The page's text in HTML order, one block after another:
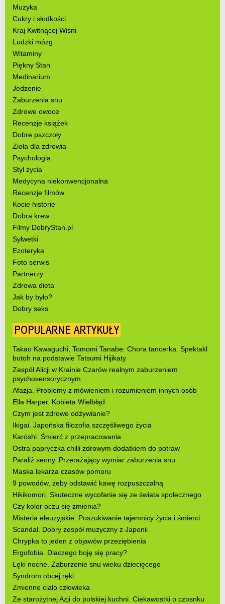
Muzyka
Cukry i słodkości
Kraj Kwitnącej Wiśni
Ludzki mózg
Witaminy
Piękny Stan
Medinarium
Jedzenie
Zaburzenia snu
Zdrowe owoce
Recenzje książek
Dobre pszczoły
Zioła dla zdrowia
Psychologia
Styl życia
Medycyna niekonwencjonalna
Recenzje filmów
Kocie historie
Dobra krew
Filmy DobryStan.pl
Sylwetki
Ezoteryka
Foto serwis
Partnerzy
Zdrowa dieta
Jak by było?
Dobry seks
POPULARNE ARTYKUŁY
Takao Kawaguchi, Tomomi Tanabe: Chora tancerka. Spektakl
butoh na podstawie Tatsumi Hijikaty
Zespół Alicji w Krainie Czarów realnym zaburzeniem
psychosensorycznym
Afazja. Problemy z mówieniem i rozumieniem innych osób
Ella Harper. Kobieta Wielbłąd
Czym jest zdrowe odżywianie?
Ikigai. Japońska filozofia szczęśliwego życia
Karōshi. Śmierć z przepracowania
Ostra papryczka chilli zdrowym dodatkiem do potraw
Paraliż senny. Przerażający wymiar zaburzenia snu
Maska lekarza czasów pomoru
9 powodów, żeby odstawić kawę rozpuszczalną
Hikikomori. Skuteczne wycofanie się ze świata społecznego
Czy kolor oczu się zmienia?
Misteria eleuzyjskie. Poszukiwanie tajemnicy życia i śmierci
Scandal. Dobry zespół muzyczny z Japonii
Chrypka to jeden z objawów przeziębienia
Ergofobia. Dlaczego boję się pracy?
Lęki nocne. Zaburzenie snu wieku dziecięcego
Syndrom obcej ręki
Zmienne ciało człowieka
Ze starożytnej Azji do polskiej kuchni. Ciekawostki o czosnku